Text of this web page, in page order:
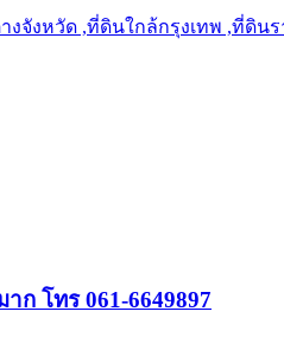
จังหวัด ,ที่ดินใกล้กรุงเทพ ,ที่ดิน
ก โทร 061-6649897